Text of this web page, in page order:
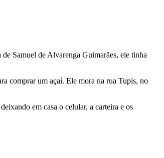
Samuel de Alvarenga Guimarães, ele tinha
comprar um açaí. Ele mora na rua Tupis, no
em casa o celular, a carteira e os